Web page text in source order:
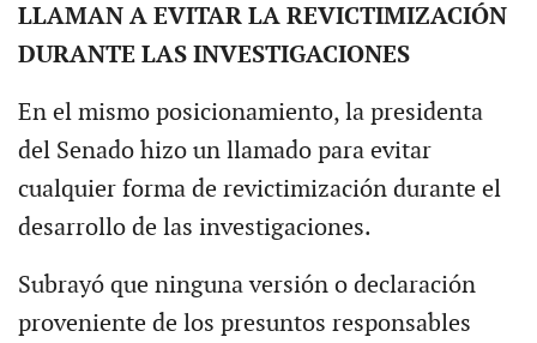
LLAMAN A EVITAR LA REVICTIMIZACIÓN
DURANTE LAS INVESTIGACIONES
En el mismo posicionamiento, la presidenta
del Senado hizo un llamado para evitar
cualquier forma de revictimización durante el
desarrollo de las investigaciones.
Subrayó que ninguna versión o declaración
proveniente de los presuntos responsables